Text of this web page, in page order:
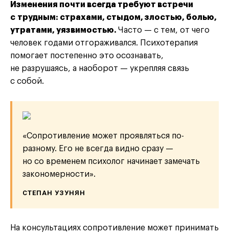
Изменения почти всегда требуют встречи
с трудным: страхами, стыдом, злостью, болью,
утратами, уязвимостью. Часто — с тем, от чего
человек годами отгораживался. Психотерапия
помогает постепенно это осознавать,
не разрушаясь, а наоборот — укрепляя связь
с собой.
«Сопротивление может проявляться по-
разному. Его не всегда видно сразу —
но со временем психолог начинает замечать
закономерности».
СТЕПАН УЗУНЯН
На консультациях сопротивление может принимать